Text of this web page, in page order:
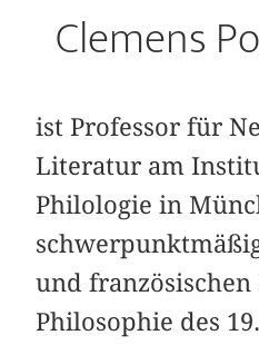
Clemens
ist Professor für
Literatur am
Philologie in
und
Philosophie des